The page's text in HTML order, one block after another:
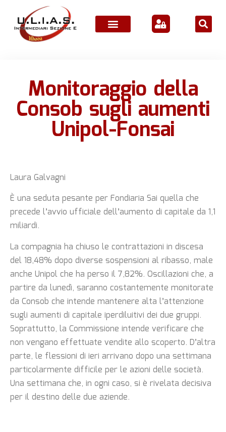
Monitoraggio della
Consob sugli aumenti
Unipol-Fonsai
Laura Galvagni
È una seduta pesante per Fondiaria Sai quella che
precede l’avvio ufficiale dell’aumento di capitale da 1,1
miliardi.
La compagnia ha chiuso le contrattazioni in discesa
del 18,48% dopo diverse sospensioni al ribasso, male
anche Unipol che ha perso il 7,82%. Oscillazioni che, a
partire da lunedì, saranno costantemente monitorate
da Consob che intende mantenere alta l’attenzione
sugli aumenti di capitale iperdiluitivi dei due gruppi.
Soprattutto, la Commissione intende verificare che
non vengano effettuate vendite allo scoperto. D’altra
parte, le flessioni di ieri arrivano dopo una settimana
particolarmente difficile per le azioni delle società.
Una settimana che, in ogni caso, si è rivelata decisiva
per il destino delle due aziende.